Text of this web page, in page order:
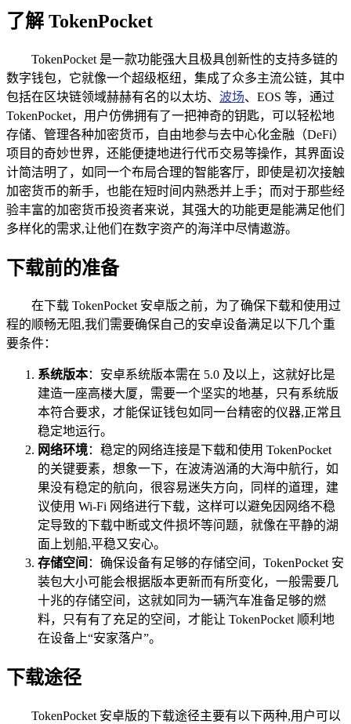
了解 TokenPocket
TokenPocket 是一款功能强大且极具创新性的支持多链的
数字钱包，它就像一个超级枢纽，集成了众多主流公链，其中
包括在区块链领域赫赫有名的以太坊、 波场、EOS 等，通过
TokenPocket，用户仿佛拥有了一把神奇的钥匙，可以轻松地
存储、管理各种加密货币，自由地参与去中心化金融（DeFi）
项目的奇妙世界，还能便捷地进行代币交易等操作，其界面设
计简洁明了，如同一个布局合理的智能客厅，即使是初次接触
加密货币的新手，也能在短时间内熟悉并上手；而对于那些经
验丰富的加密货币投资者来说，其强大的功能更是能满足他们
多样化的需求,让他们在数字资产的海洋中尽情遨游。
下载前的准备
在下载 TokenPocket 安卓版之前，为了确保下载和使用过
程的顺畅无阻,我们需要确保自己的安卓设备满足以下几个重
要条件：
系统版本：安卓系统版本需在 5.0 及以上，这就好比是
建造一座高楼大厦，需要一个坚实的地基，只有系统版
本符合要求，才能保证钱包如同一台精密的仪器,正常且
稳定地运行。
网络环境：稳定的网络连接是下载和使用 TokenPocket
的关键要素，想象一下，在波涛汹涌的大海中航行，如
果没有稳定的航向，很容易迷失方向，同样的道理，建
议使用 Wi-Fi 网络进行下载，这样可以避免因网络不稳
定导致的下载中断或文件损坏等问题，就像在平静的湖
面上划船,平稳又安心。
存储空间 ：确保设备有足够的存储空间，TokenPocket 安
装包大小可能会根据版本更新而有所变化，一般需要几
十兆的存储空间，这就如同为一辆汽车准备足够的燃
料，只有有了充足的空间，才能让 TokenPocket 顺利地
在设备上“安家落户”。
下载途径
TokenPocket 安卓版的下载途径主要有以下两种,用户可以